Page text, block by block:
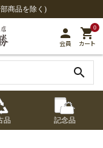
商品を除く)
person
会員
0
shopping_cart
カート
search
記念品
品